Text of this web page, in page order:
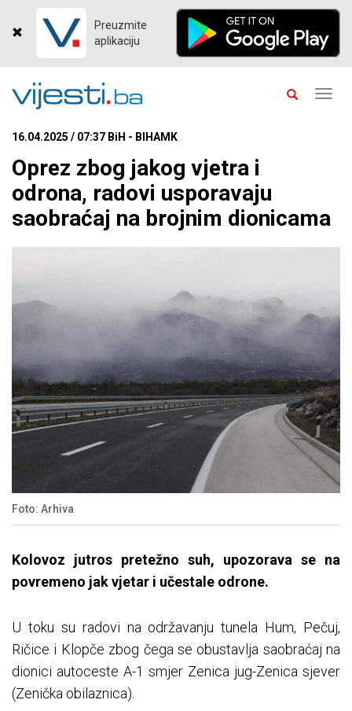
Preuzmite
aplikaciju
16.04.2025 / 07:37 BiH - BIHAMK
Oprez zbog jakog vjetra i
odrona, radovi usporavaju
saobraćaj na brojnim dionicama
Foto: Arhiva
Kolovoz jutros pretežno suh, upozorava se na
povremeno jak vjetar i učestale odrone.
U toku su radovi na održavanju tunela Hum, Pečuj,
Ričice i Klopče zbog čega se obustavlja saobraćaj na
dionici autoceste A-1 smjer Zenica jug-Zenica sjever
(Zenička obilaznica).